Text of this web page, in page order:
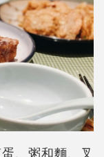
、粥和麵、叉